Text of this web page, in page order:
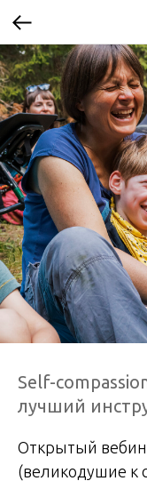
Self-
лучший
Открытый
(великодушие к